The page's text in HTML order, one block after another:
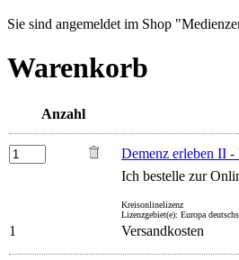
Sie sind angemeldet im Shop
Warenkorb
Anzahl
Demenz erleben II
Ich bestelle zur
Kreisonlinelizenz
Lizenzgebiet(e): Europa
1 Versandkosten